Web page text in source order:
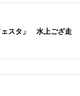
ェスタ」 水上ござ走